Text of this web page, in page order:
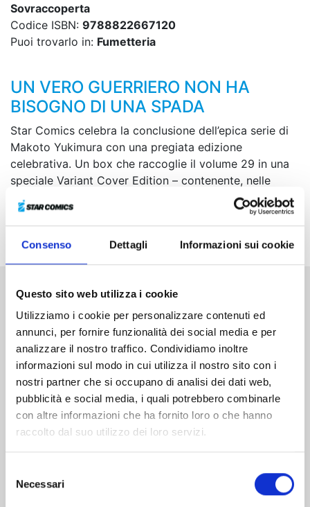
Consenso Dettagli Informazioni sui cookie
Questo sito web utilizza i cookie
Utilizziamo i cookie per personalizzare contenuti ed
annunci, per fornire funzionalità dei social media e per
analizzare il nostro traffico. Condividiamo inoltre
informazioni sul modo in cui utilizza il nostro sito con i
nostri partner che si occupano di analisi dei dati web,
pubblicità e social media, i quali potrebbero combinarle
con altre informazioni che ha fornito loro o che hanno
raccolto dal suo utilizzo dei loro servizi.
delNecessari
Sovraccoperta
Codice ISBN: 9788822667120
Puoi trovarlo in: Fumetteria
UN VERO GUERRIERO NON HA
BISOGNO DI UNA SPADA
Star Comics celebra la conclusione dell’epica serie di
Makoto Yukimura con una pregiata edizione
celebrativa. Un box che raccoglie il volume 29 in una
speciale Variant Cover Edition – contenente, nelle
ultime pagine, anche lo storyboard dell’ultimo capitolo
diVinland Saga –
oltre a un mini-shikishi, due litografie
a colori di piccolo formato e un esclusivo portachiavi!
Altri volumi della serie